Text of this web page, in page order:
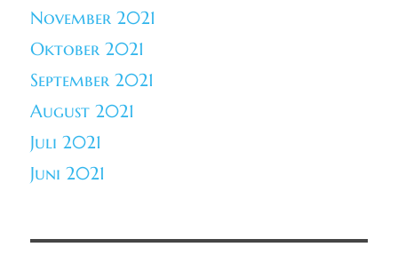
November 2021
Oktober 2021
September 2021
August 2021
Juli 2021
Juni 2021